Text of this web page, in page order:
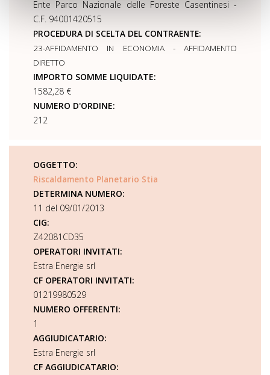
Ente Parco Nazionale delle Foreste Casentinesi -
C.F. 94001420515
PROCEDURA DI SCELTA DEL CONTRAENTE:
23-AFFIDAMENTO IN ECONOMIA - AFFIDAMENTO
DIRETTO
IMPORTO SOMME LIQUIDATE:
1582,28 €
NUMERO D'ORDINE:
212
OGGETTO:
Riscaldamento Planetario Stia
DETERMINA NUMERO:
11 del 09/01/2013
CIG:
Z42081CD35
OPERATORI INVITATI:
Estra Energie srl
CF OPERATORI INVITATI:
01219980529
NUMERO OFFERENTI:
1
AGGIUDICATARIO:
Estra Energie srl
CF AGGIUDICATARIO: